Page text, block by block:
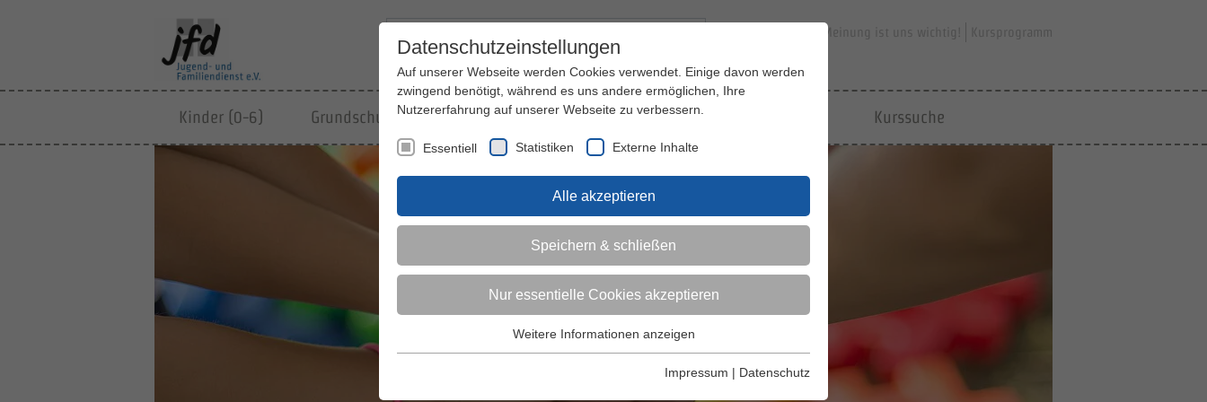
Ihre Meinung ist uns wichtig! Kursprogramm
Kinder (0-6) Grundschulkinder Jugendliche Erwachsene Kurssuche
Datenschutzeinstellungen
Auf unserer Webseite werden Cookies verwendet. Einige davon werden
zwingend benötigt, während es uns andere ermöglichen, Ihre
Nutzererfahrung auf unserer Webseite zu verbessern.
Essentiell Statistiken Externe Inhalte
Alle akzeptieren
Speichern & schließen
Nur essentielle Cookies akzeptieren
Essentielle Cookies werden für grundlegende Funktionen der
Weitere Informationen anzeigen
Impressum | Datenschutz